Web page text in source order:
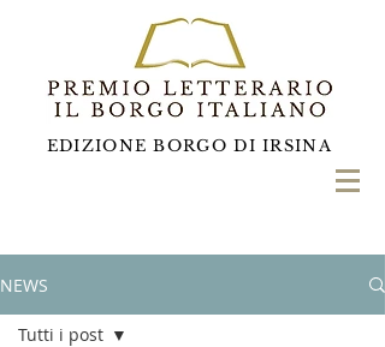
EDIZIONE BORGO DI IRSINA
NEWS
Tutti i post